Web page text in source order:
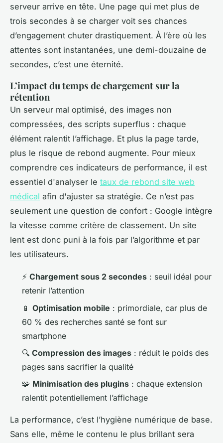
serveur arrive en tête. Une page qui met plus de
trois secondes à se charger voit ses chances
d’engagement chuter drastiquement. À l’ère où les
attentes sont instantanées, une demi-douzaine de
secondes, c’est une éternité.
L’impact du temps de chargement sur la
rétention
Un serveur mal optimisé, des images non
compressées, des scripts superflus : chaque
élément ralentit l’affichage. Et plus la page tarde,
plus le risque de rebond augmente. Pour mieux
comprendre ces indicateurs de performance, il est
essentiel d'analyser le taux de rebond site web
médical afin d'ajuster sa stratégie. Ce n’est pas
seulement une question de confort : Google intègre
la vitesse comme critère de classement. Un site
lent est donc puni à la fois par l’algorithme et par
les utilisateurs.
⚡ Chargement sous 2 secondes : seuil idéal pour
retenir l’attention
📱 Optimisation mobile : primordiale, car plus de
60 % des recherches santé se font sur
smartphone
🔍 Compression des images : réduit le poids des
pages sans sacrifier la qualité
🧩 Minimisation des plugins : chaque extension
ralentit potentiellement l’affichage
La performance, c’est l’hygiène numérique de base.
Sans elle, même le contenu le plus brillant sera